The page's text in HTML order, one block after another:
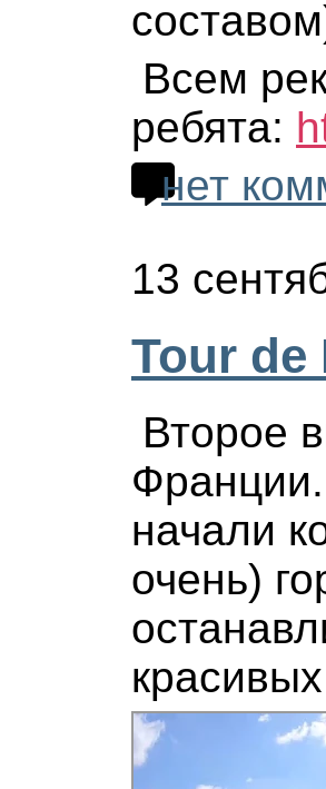
Всем
ребята:
нет
13
Tour de
Второе
начали
очень)